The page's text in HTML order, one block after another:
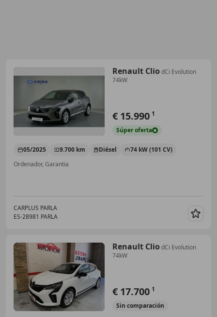
Renault Clio dCi Evolution
74kW
€ 15.990 1
Súperoferta
05/2025 9.700 km Diésel
74 kW (101 CV)
Ordenador, Garantia
CARPLUS PARLA
ES-28981 PARLA
Renault Clio dCi Evolution
74kW
€ 17.700 1
Sin comparación